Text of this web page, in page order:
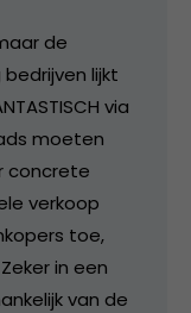
de
lijkt
via
moeten
concrete
verkoop
toe,
in een
van de